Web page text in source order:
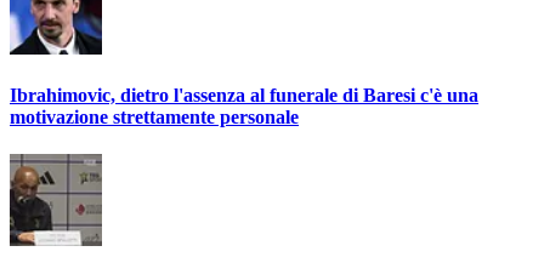
Ibrahimovic, dietro l'assenza al funerale di Baresi c'è una
motivazione strettamente personale